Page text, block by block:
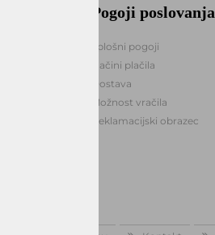
Pogoji poslovanja
Splošni pogoji
Načini plačila
Dostava
Možnost vračila
Reklamacijski obrazec